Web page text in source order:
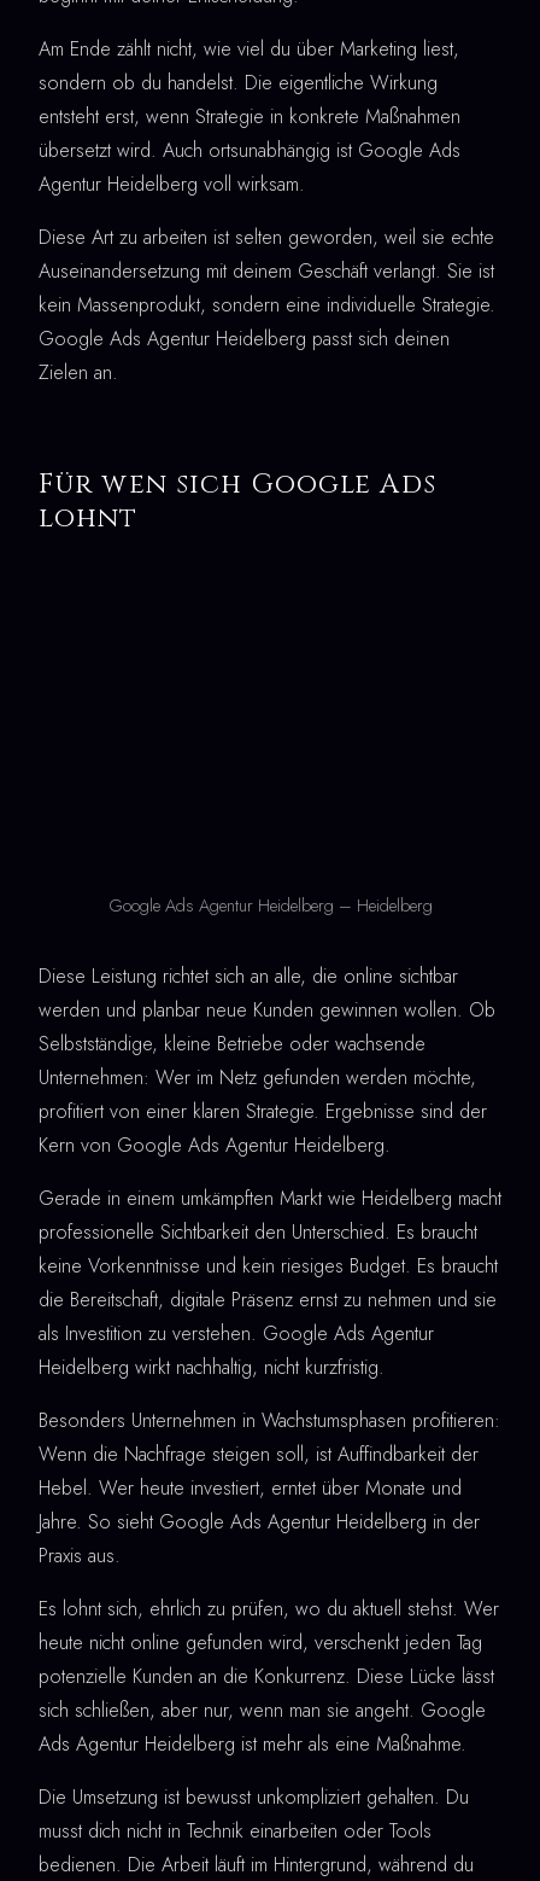
Am Ende zählt nicht, wie viel du über Marketing liest,
sondern ob du handelst. Die eigentliche Wirkung
entsteht erst, wenn Strategie in konkrete Maßnahmen
übersetzt wird. Auch ortsunabhängig ist Google Ads
Agentur Heidelberg voll wirksam.
Diese Art zu arbeiten ist selten geworden, weil sie echte
Auseinandersetzung mit deinem Geschäft verlangt. Sie ist
kein Massenprodukt, sondern eine individuelle Strategie.
Google Ads Agentur Heidelberg passt sich deinen
Zielen an.
Für wen sich Google Ads
lohnt
Google Ads Agentur Heidelberg – Heidelberg
Diese Leistung richtet sich an alle, die online sichtbar
werden und planbar neue Kunden gewinnen wollen. Ob
Selbstständige, kleine Betriebe oder wachsende
Unternehmen: Wer im Netz gefunden werden möchte,
profitiert von einer klaren Strategie. Ergebnisse sind der
Kern von Google Ads Agentur Heidelberg.
Gerade in einem umkämpften Markt wie Heidelberg macht
professionelle Sichtbarkeit den Unterschied. Es braucht
keine Vorkenntnisse und kein riesiges Budget. Es braucht
die Bereitschaft, digitale Präsenz ernst zu nehmen und sie
als Investition zu verstehen. Google Ads Agentur
Heidelberg wirkt nachhaltig, nicht kurzfristig.
Besonders Unternehmen in Wachstumsphasen profitieren:
Wenn die Nachfrage steigen soll, ist Auffindbarkeit der
Hebel. Wer heute investiert, erntet über Monate und
Jahre. So sieht Google Ads Agentur Heidelberg in der
Praxis aus.
Es lohnt sich, ehrlich zu prüfen, wo du aktuell stehst. Wer
heute nicht online gefunden wird, verschenkt jeden Tag
potenzielle Kunden an die Konkurrenz. Diese Lücke lässt
sich schließen, aber nur, wenn man sie angeht. Google
Ads Agentur Heidelberg ist mehr als eine Maßnahme.
Die Umsetzung ist bewusst unkompliziert gehalten. Du
musst dich nicht in Technik einarbeiten oder Tools
bedienen. Die Arbeit läuft im Hintergrund, während du